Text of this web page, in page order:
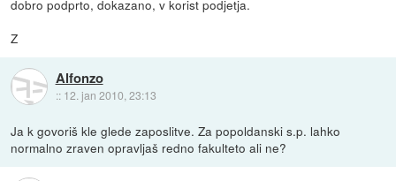
dobro podprto, dokazano, v korist podjetja.
Z
Alfonzo
:: 12. jan 2010, 23:13
Ja k govoriš kle glede zaposlitve. Za popoldanski s.p. lahko
normalno zraven opravljaš redno fakulteto ali ne?